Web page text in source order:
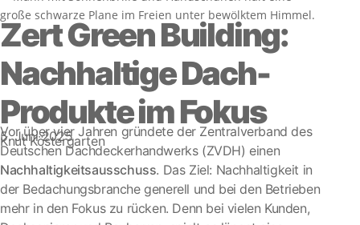
Zert Green Building:
Nachhaltige Dach-
Produkte im Fokus
Knut Köstergarten
5. Juni 2025
Vor über vier Jahren gründete der Zentralverband des
Deutschen Dachdeckerhandwerks (ZVDH) einen
Nachhaltigkeitsausschuss. Das Ziel: Nachhaltigkeit in
der Bedachungsbranche generell und bei den Betrieben
mehr in den Fokus zu rücken. Denn bei vielen Kunden,